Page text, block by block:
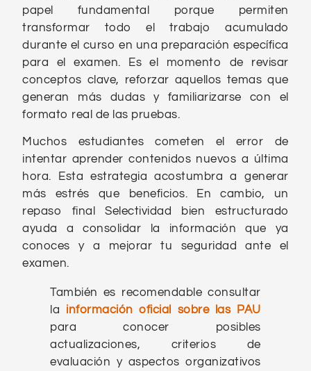
papel fundamental porque permiten
transformar todo el trabajo acumulado
durante el curso en una preparación específica
para el examen. Es el momento de revisar
conceptos clave, reforzar aquellos temas que
generan más dudas y familiarizarse con el
formato real de las pruebas.
Muchos estudiantes cometen el error de
intentar aprender contenidos nuevos a última
hora. Esta estrategia acostumbra a generar
más estrés que beneficios. En cambio, un
repaso final Selectividad bien estructurado
ayuda a consolidar la información que ya
conoces y a mejorar tu seguridad ante el
examen.
También es recomendable consultar
la información oficial sobre las PAU
para conocer posibles
actualizaciones, criterios de
evaluación y aspectos organizativos